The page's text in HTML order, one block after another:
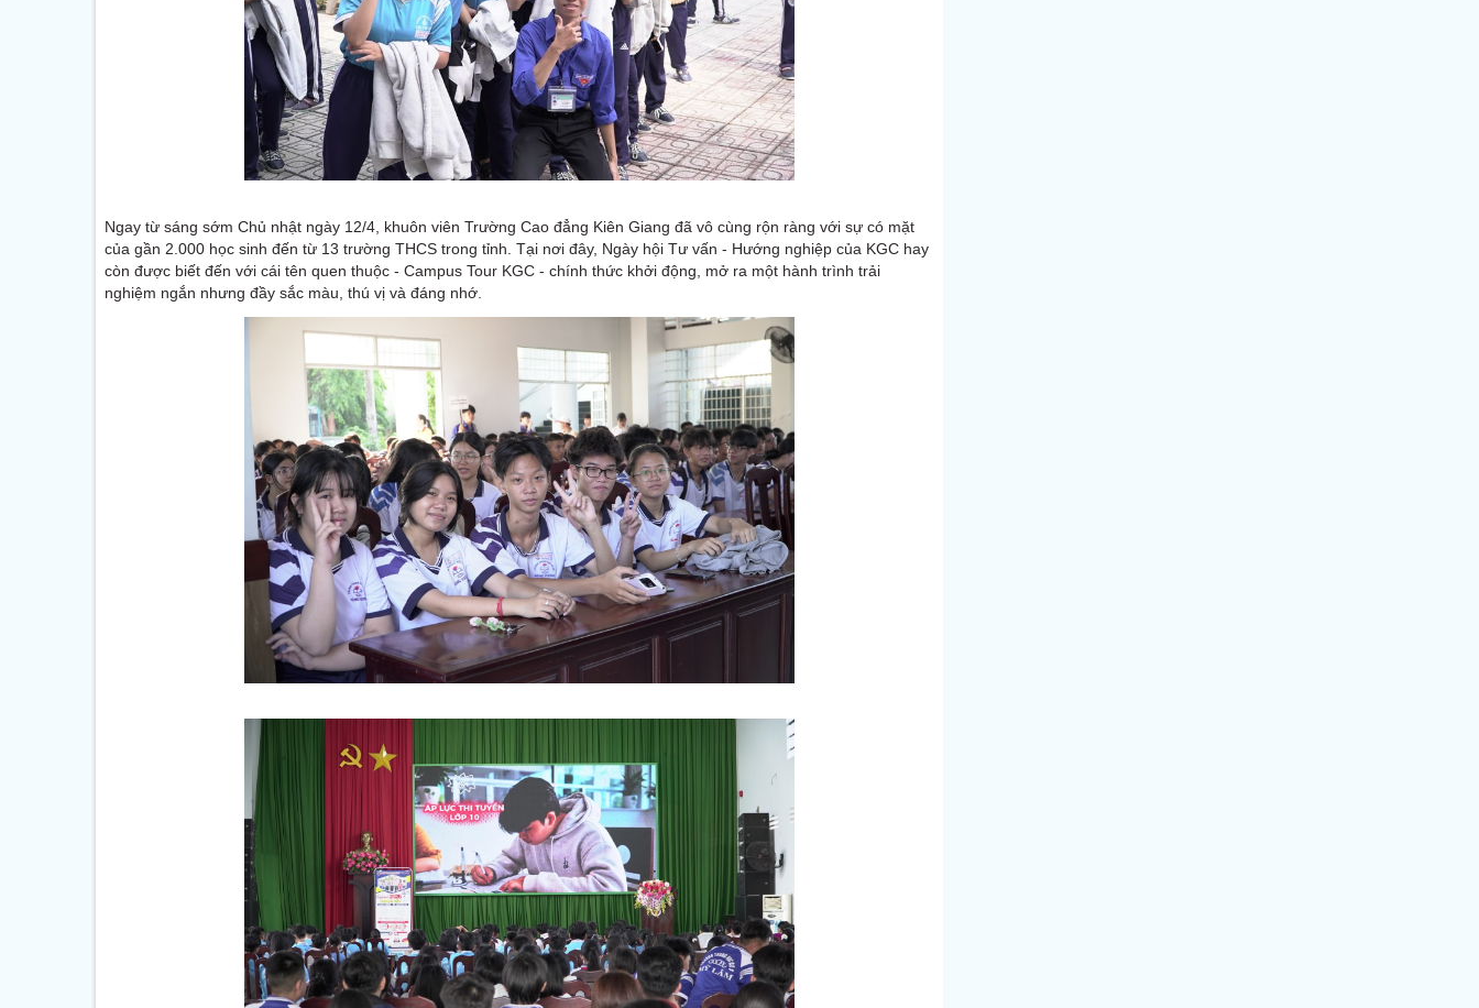
Ngay từ sáng sớm Chủ nhật ngày 12/4, khuôn viên Trường Cao đẳng Kiên Giang đã vô cùng rộn ràng với sự có mặt
của gần 2.000 học sinh đến từ 13 trường THCS trong tỉnh. Tại nơi đây, Ngày hội Tư vấn - Hướng nghiệp của KGC hay
còn được biết đến với cái tên quen thuộc - Campus Tour KGC - chính thức khởi động, mở ra một hành trình trải
nghiệm ngắn nhưng đầy sắc màu, thú vị và đáng nhớ.